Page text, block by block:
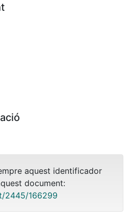
aquest identificador
document:
2445/166299